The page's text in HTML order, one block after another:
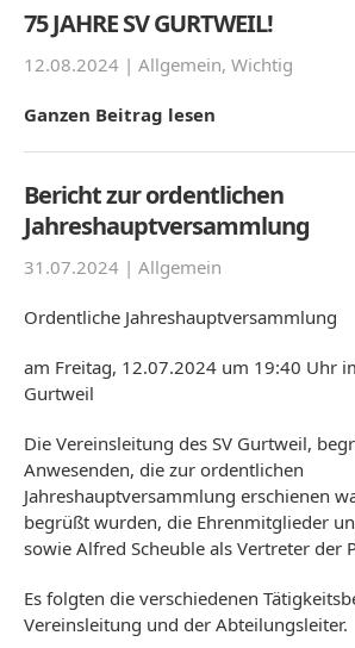
75 JAHRE SV GURTWEIL!
12.08.2024 | Allgemein, Wichtig
Ganzen Beitrag lesen
Bericht zur ordentlichen
Jahreshauptversammlung
31.07.2024 | Allgemein
Ordentliche Jahreshauptversammlung
am Freitag, 12.07.2024 um 19:40 Uhr
Gurtweil
Die Vereinsleitung des SV Gurtweil,
Anwesenden, die zur ordentlichen
Jahreshauptversammlung erschienen
begrüßt wurden, die Ehrenmitglieder
sowie Alfred Scheuble als Vertreter der
Es folgten die verschiedenen
Vereinsleitung und der Abteilungsleiter.